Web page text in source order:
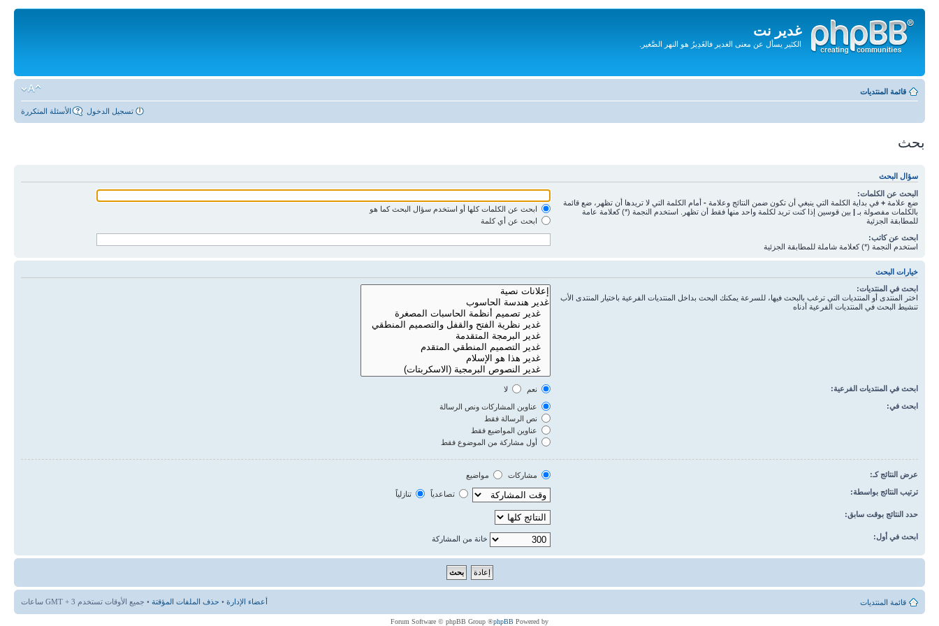
غدير نت
الكثير يسأل عن معنى الغدير فالغَدِيرُ هو النهر الصَّغير.
المحتويات
قائمة المنتديات
الأسئلة المتكررة تسجيل الدخول
بحث
سؤال البحث
البحث عن الكلمات:
ضع علامة + في بداية الكلمة التي ينبغي أن تكون ضمن النتائج وعلامة - أمام الكلمة التي لا تريدها أن تظهر، ضع قائمة
بالكلمات مفصولة بـ | بين قوسين إذا كنت تريد لكلمة واحد منها فقط أن تظهر. استخدم النجمة (*) كعلامة عامة
للمطابقة الجزئية
ابحث عن الكلمات كلها أو استخدم سؤال البحث كما هو
ابحث عن أي كلمة
ابحث عن كاتب:
استخدم النجمة (*) كعلامة شاملة للمطابقة الجزئية
خيارات البحث
ابحث في المنتديات:
اختر المنتدى أو المنتديات التي ترغب بالبحث فيها، للسرعة يمكنك البحث بداخل المنتديات الفرعية باختيار المنتدى الأب
تنشيط البحث في المنتديات الفرعية أدناه
ابحث في المنتديات الفرعية: نعم
لا
ابحث في:
عناوين المشاركات ونص الرسالة
نص الرسالة فقط
عناوين المواضيع فقط
أول مشاركة من الموضوع فقط
عرض النتائج كـ: مشاركات
مواضيع
ترتيب النتائج بواسطة:
تصاعدياً تنازلياً
حدد النتائج بوقت سابق:
ابحث في أول: خانة من المشاركة
قائمة المنتديات أعضاء الإدارة • حذف الملفات المؤقتة • جميع الأوقات تستخدم GMT + 3 ساعات
Powered by
phpBB
® Forum Software © phpBB Group